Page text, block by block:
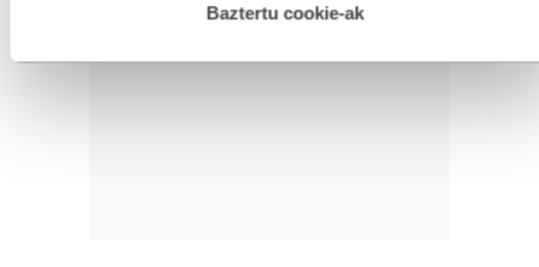
esplizitua ematen diguzu.Gehiago irakurri
Baztertu cookie-ak